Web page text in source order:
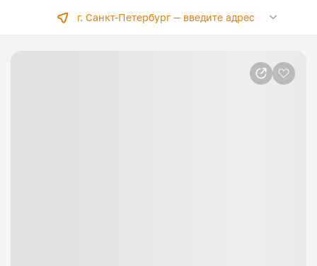
г. Санкт-Петербург —введите адрес